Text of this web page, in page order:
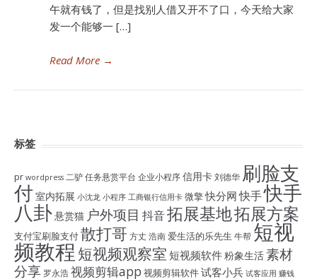
午就有钱了，但是找别人借又开不了口，今天给大家
发一个能够一 […]
Read More →
标签
pr wordpress 二驴任务悬赏平台 企业小程序信用卡刘德华 刷脸支
付 室内拓展 小沈龙 小程序 工商银行信用卡 微擎快分网 快手快手
八卦悬赏猫 户外项目 抖音拓展基地拓展方案
支付宝刷脸支付散打哥 方丈 浩南爱生活的乐先生 牛帮 短视
频教程 短视频观察室 短视频软件粉象生活素材
分享 罗永浩视频剪辑app 视频剪辑软件试客小兵 试客应用 赚钱